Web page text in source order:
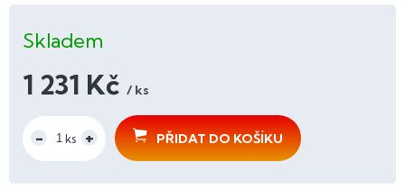
Skladem
1 231 Kč / ks
cena:
PŘIDAT DO KOŠÍKU